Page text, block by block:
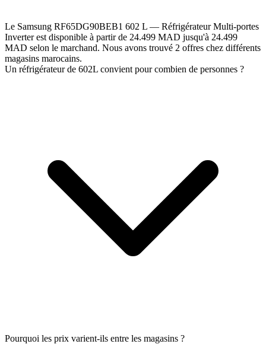
Le Samsung RF65DG90BEB1 602 L — Réfrigérateur Multi-portes
Inverter est disponible à partir de 24.499 MAD jusqu'à 24.499
MAD selon le marchand. Nous avons trouvé 2 offres chez différents
magasins marocains.
Un réfrigérateur de 602L convient pour combien de personnes ?
Pourquoi les prix varient-ils entre les magasins ?